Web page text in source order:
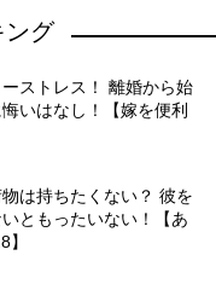
ング
ストレス！ 離婚から始
いはなし！【嫁を便利
は持ちたくない？ 彼を
ともったいない！【あ